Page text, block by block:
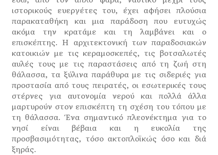
ιστορικούς ευεργέτες του, έχει αφήσει πλούσια
παρακαταθήκη και μια παράδοση που ευτυχώς
ακόμα την κρατάμε και τη λαμβάνει και ο
επισκέπτης. Η αρχιτεκτονική των παραδοσιακών
κατοικιών με τις κεραμοσκεπές, τις βοτσαλωτές
αυλές τους με τις παραστάσεις από τη ζωή στη
θάλασσα, τα ξύλινα παράθυρα με τις σιδεριές για
προστασία από τους πειρατές, οι εσωτερικές τους
στέρνες για αυτονομία νερού και πολλά άλλα
μαρτυρούν στον επισκέπτη τη σχέση του τόπου με
τη θάλασσα. Ένα σημαντικό πλεονέκτημα για το
νησί είναι βέβαια και η ευκολία της
προσβασιμότητας, τόσο ακτοπλοϊκώς όσο και διά
ξηράς.